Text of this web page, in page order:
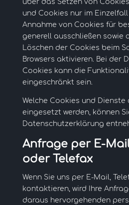
über das Setzen von
und Cookies nur im
Annahme von Cookies für
generell ausschließen sowie
Löschen der Cookies beim
Browsers aktivieren. Bei der
Cookies kann die
eingeschränkt sein.
Welche Cookies und Dienste
eingesetzt werden, können
Datenschutzerklärung
Anfrage per E-
oder Telefax
Wenn Sie uns per E-Mail,
kontaktieren, wird Ihre
daraus hervorgehenden